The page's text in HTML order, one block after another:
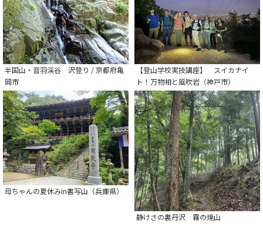
半国山・音羽渓谷 沢登り / 京都府亀
岡市
【登山学校実技講座】 スイカナイ
ト！万物相と風吹岩（神戸市）
母ちゃんの夏休みin書写山（兵庫県）
静けさの裏丹沢 霧の焼山